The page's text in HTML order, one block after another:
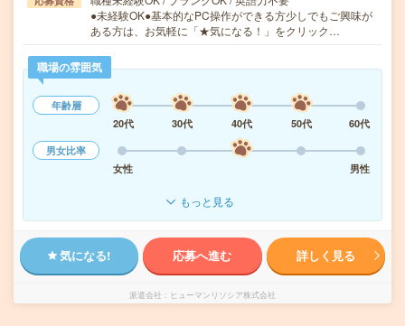
●未経験OK●基本的なPC操作ができる方少しでもご興味が
ある方は、お気軽に「★気になる！」をクリック…
職場の雰囲気
年齢層
20代
30代 40代 50代
60代
男女比率
女性
男性
もっと見る
気になる! 応募へ進む 詳しく見る
派遣会社 ヒューマンリソシア株式会社